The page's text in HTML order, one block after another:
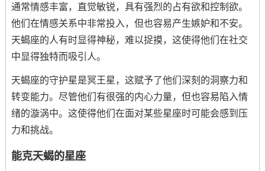
通常情感丰富，直觉敏锐，具有强烈的占有欲和控制欲。
他们在情感关系中非常投入，但也容易产生嫉妒和不安。
天蝎座的人有时显得神秘，难以捉摸，这使得他们在社交
中显得独特而吸引人。
天蝎座的守护星是冥王星，这赋予了他们深刻的洞察力和
转变能力。尽管他们有很强的内心力量，但也容易陷入情
绪的漩涡中。这使得他们在面对某些星座时可能会感到压
力和挑战。
能克天蝎的星座